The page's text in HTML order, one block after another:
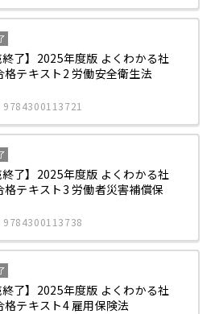
終了】2025年度版 よくわかる社
格テキスト2 労働安全衛生法
9784300113721
終了】2025年度版 よくわかる社
格テキスト3 労働者災害補償保
9784300113738
終了】2025年度版 よくわかる社
格テキスト4 雇用保険法